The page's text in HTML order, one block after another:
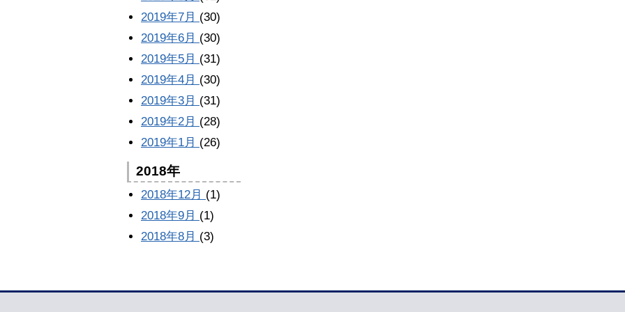
2019年7月 (30)
2019年6月 (30)
2019年5月 (31)
2019年4月 (30)
2019年3月 (31)
2019年2月 (28)
2019年1月 (26)
2018年
2018年12月 (1)
2018年9月 (1)
2018年8月 (3)